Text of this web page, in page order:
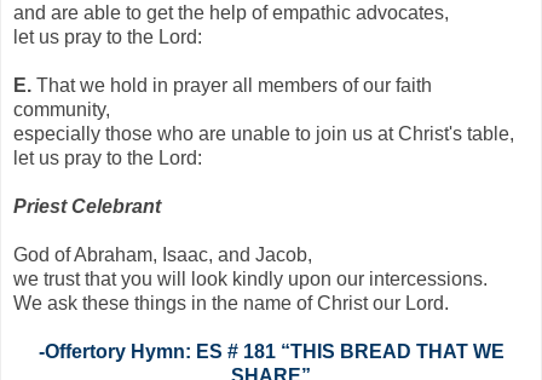
and are able to get the help of empathic advocates,
let us pray to the Lord:
E. That we hold in prayer all members of our faith
community,
especially those who are unable to join us at Christ's table,
let us pray to the Lord:
Priest Celebrant
God of Abraham, Isaac, and Jacob,
we trust that you will look kindly upon our intercessions.
We ask these things in the name of Christ our Lord.
-Offertory Hymn: ES # 181 “THIS BREAD THAT WE
SHARE”